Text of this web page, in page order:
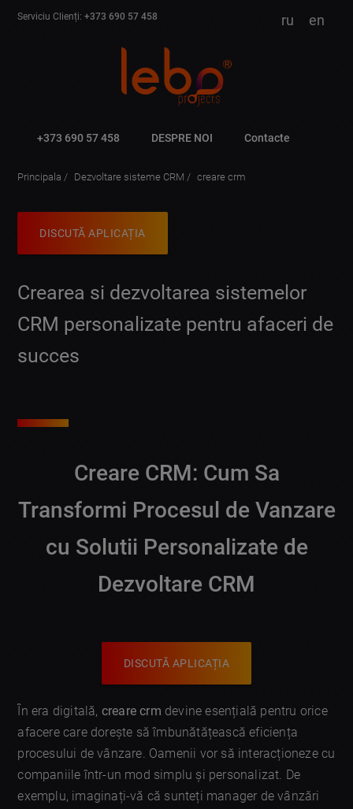
Serviciu Clienți:+373 690 57 458 ru en
+373 690 57 458 DESPRE NOI Contacte
Principala Dezvoltare sisteme CRM creare crm
DISCUTĂ APLICAȚIA
Crearea si dezvoltarea sistemelor
CRM personalizate pentru afaceri de
succes
Creare CRM: Cum Sa
Transformi Procesul de Vanzare
cu Solutii Personalizate de
Dezvoltare CRM
DISCUTĂ APLICAȚIA
În era digitală, creare crm devine esențială pentru orice
afacere care dorește să îmbunătățească eficiența
procesului de vânzare. Oamenii vor să interacționeze cu
companiile într-un mod simplu și personalizat. De
exemplu, imaginați-vă că sunteți manager de vânzări